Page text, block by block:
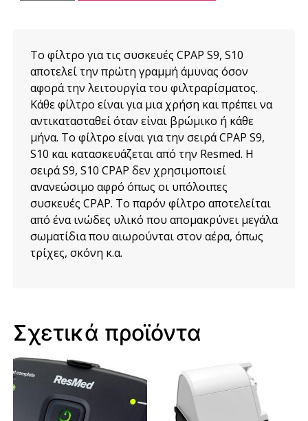
Το φίλτρο για τις συσκευές CPAP S9, S10
αποτελεί την πρώτη γραμμή άμυνας όσον
αφορά την λειτουργία του φιλτραρίσματος.
Κάθε φίλτρο είναι για μια χρήση και πρέπει να
αντικατασταθεί όταν είναι βρώμικο ή κάθε
μήνα. Το φίλτρο είναι για την σειρά CPAP S9,
S10 και κατασκευάζεται από την Resmed. Η
σειρά S9, S10 CPAP δεν χρησιμοποιεί
ανανεώσιμο αφρό όπως οι υπόλοιπες
συσκευές CPAP. Το παρόν φίλτρο αποτελείται
από ένα ινώδες υλικό που απομακρύνει μεγάλα
σωματίδια που αιωρούνται στον αέρα, όπως
τρίχες, σκόνη κ.α.
Σχετικά προϊόντα